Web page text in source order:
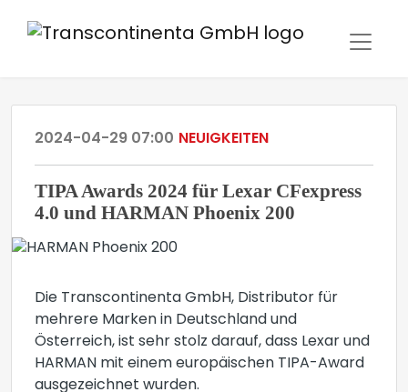
2024-04-29 07:00 NEUIGKEITEN
TIPA Awards 2024 für Lexar CFexpress
4.0 und HARMAN Phoenix 200
Die Transcontinenta GmbH, Distributor für
mehrere Marken in Deutschland und
Österreich, ist sehr stolz darauf, dass Lexar und
HARMAN mit einem europäischen TIPA-Award
ausgezeichnet wurden.